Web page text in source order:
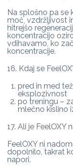
Na splošno pa se
moč, vzdržljivost
hitrejšo
koncentracijo
vdihavamo, ko
koncentracije.
16. Kdaj se
pred in med
eksplozivnost
po treningu –
mlečno kislino
17. Ali je
FeelOXY ni
dopolnilo, takrat
napori.